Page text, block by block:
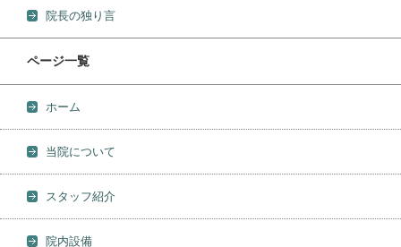
院長の独り言
ページ一覧
ホーム
当院について
スタッフ紹介
院内設備